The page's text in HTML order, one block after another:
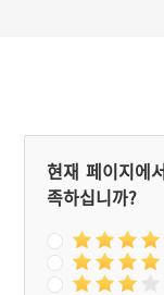
현재 페이지에
족하십니까?